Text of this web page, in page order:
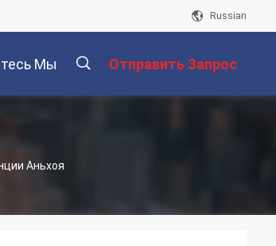
Russian
Мы Отправить Запрос
Аньхоя